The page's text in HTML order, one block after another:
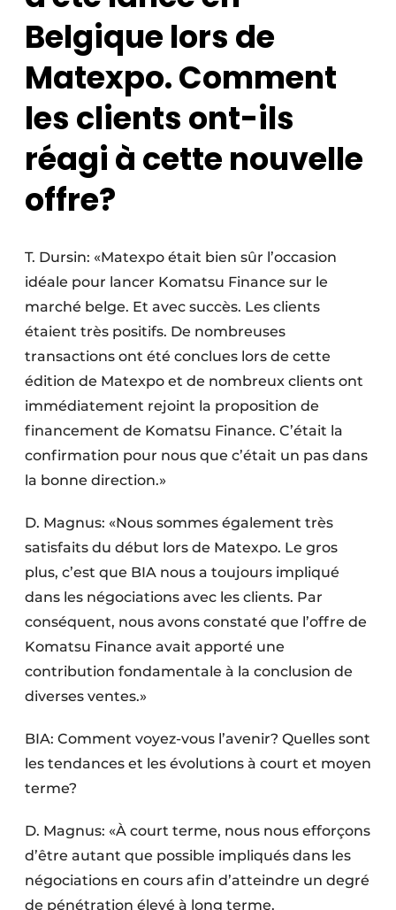
Belgique lors de
Matexpo. Comment
les clients ont-ils
réagi à cette nouvelle
offre?
T. Dursin: «Matexpo était bien sûr l’occasion
idéale pour lancer Komatsu Finance sur le
marché belge. Et avec succès. Les clients
étaient très positifs. De nombreuses
transactions ont été conclues lors de cette
édition de Matexpo et de nombreux clients ont
immédiatement rejoint la proposition de
financement de Komatsu Finance. C’était la
confirmation pour nous que c’était un pas dans
la bonne direction.»
D. Magnus: «Nous sommes également très
satisfaits du début lors de Matexpo. Le gros
plus, c’est que BIA nous a toujours impliqué
dans les négociations avec les clients. Par
conséquent, nous avons constaté que l’offre de
Komatsu Finance avait apporté une
contribution fondamentale à la conclusion de
diverses ventes.»
BIA: Comment voyez-vous l’avenir? Quelles sont
les tendances et les évolutions à court et moyen
terme?
D. Magnus: «À court terme, nous nous efforçons
d’être autant que possible impliqués dans les
négociations en cours afin d’atteindre un degré
de pénétration élevé à long terme.